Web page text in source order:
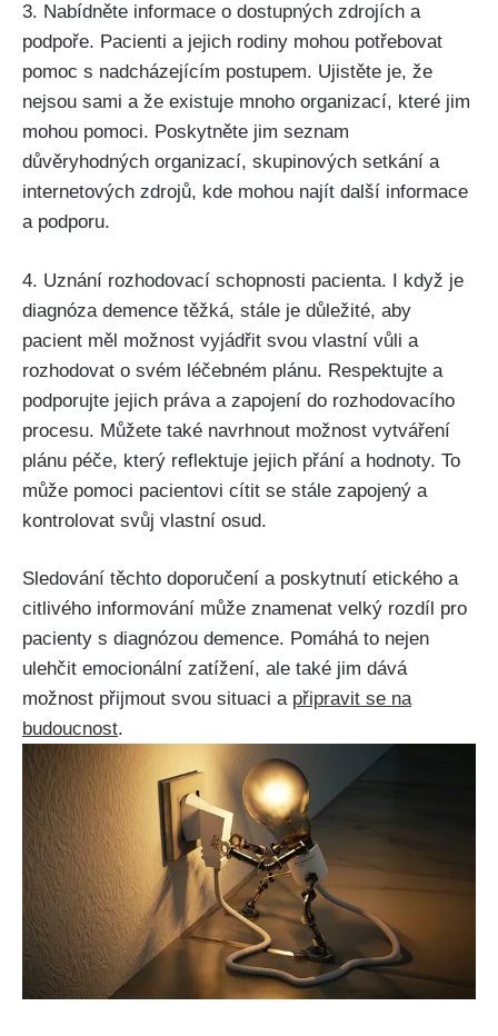
3. Nabídněte informace o dostupných zdrojích a
podpoře. Pacienti a jejich rodiny mohou potřebovat
pomoc s nadcházejícím postupem. Ujistěte je, že
nejsou sami a že existuje mnoho organizací, které jim
mohou pomoci. Poskytněte jim seznam
důvěryhodných organizací, skupinových setkání a
internetových zdrojů, kde mohou najít další informace
a podporu.
4. Uznání rozhodovací schopnosti pacienta. I když je
diagnóza demence těžká, stále je důležité, aby
pacient měl možnost vyjádřit svou vlastní vůli a
rozhodovat o svém léčebném plánu. Respektujte a
podporujte jejich práva a zapojení do rozhodovacího
procesu. Můžete také navrhnout možnost vytváření
plánu péče, který reflektuje jejich přání a hodnoty. To
může pomoci pacientovi cítit se stále zapojený a
kontrolovat svůj vlastní osud.
Sledování těchto doporučení a poskytnutí etického a
citlivého informování může znamenat velký rozdíl pro
pacienty s diagnózou demence. Pomáhá to nejen
ulehčit emocionální zatížení, ale také jim dává
možnost přijmout svou situaci a připravit se na
budoucnost.